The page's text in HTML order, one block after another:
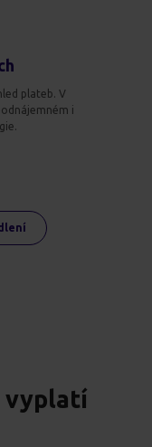
plateb. V
i
vyplatí